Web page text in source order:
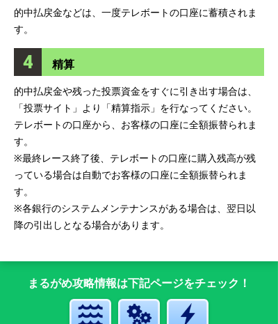
的中払戻金などは、一度テレボートの口座に蓄積されま
す。
4 精算
的中払戻金や残った投票資金をすぐに引き出す場合は、
「投票サイト」より「精算指示」を行なってください。
テレボートの口座から、お客様の口座に全額振替られま
す。
※最終レース終了後、テレボートの口座に購入残高が残
っている場合は自動でお客様の口座に全額振替られま
す。
※各銀行のシステムメンテナンスがある場合は、翌日以
降の引出しとなる場合があります。
まるがめ攻略情報は下記ページをチェック！